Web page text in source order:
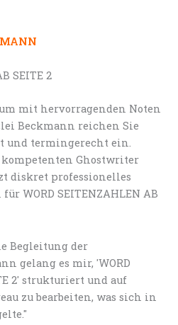
SEITE 2
mit hervorragenden Noten
Beckmann reichen Sie
und termingerecht ein.
Ghostwriter
diskret professionelles
WORD SEITENZAHLEN AB
Begleitung der
gelang es mir, 'WORD
2' strukturiert und auf
zu bearbeiten, was sich in